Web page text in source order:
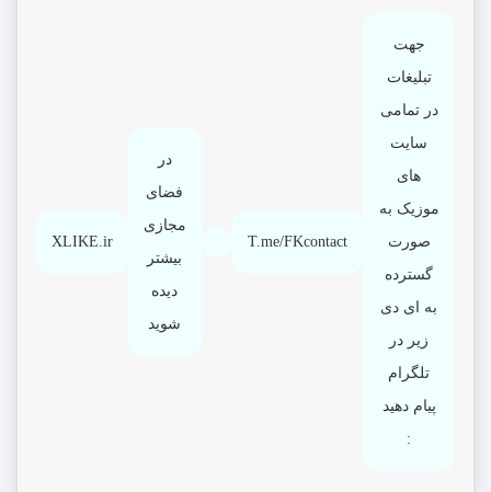
جهت
تبلیغات
در تمامی
سایت
های
موزیک به
صورت
گسترده
به ای دی
زیر در
تلگرام
پیام دهید
:
T.me/FKcontact
در
فضای
مجازی
بیشتر
دیده
شوید
XLIKE.ir